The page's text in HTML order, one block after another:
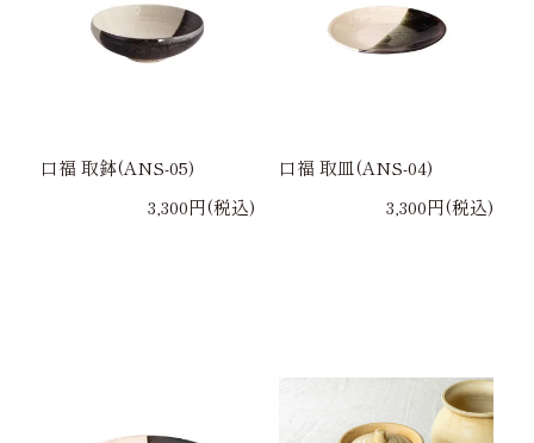
口福 取鉢(ANS-05)
3,300円(税込)
口福 取皿(ANS-04)
3,300円(税込)